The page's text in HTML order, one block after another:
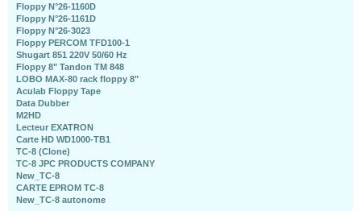
Floppy N°26-1160D
Floppy N°26-1161D
Floppy N°26-3023
Floppy PERCOM TFD100-1
Shugart 851 220V 50/60 Hz
Floppy 8" Tandon TM 848
LOBO MAX-80 rack floppy 8"
Aculab Floppy Tape
Data Dubber
M2HD
Lecteur EXATRON
Carte HD WD1000-TB1
TC-8 (Clone)
TC-8 JPC PRODUCTS COMPANY
New_TC-8
CARTE EPROM TC-8
New_TC-8 autonome